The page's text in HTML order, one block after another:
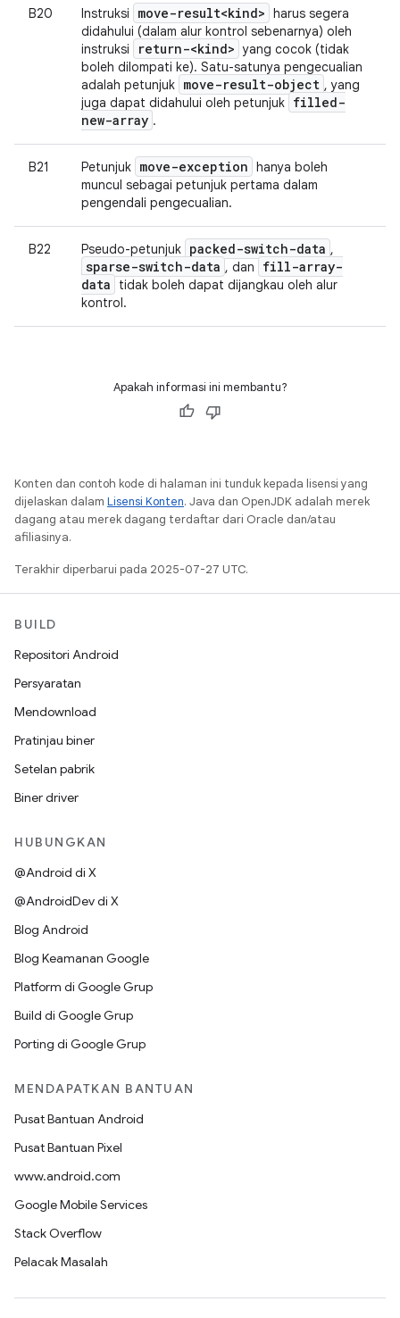
B20 Instruksi move-result<kind> harus segera
didahului (dalam alur kontrol sebenarnya) oleh
instruksi
return-<kind> yang cocok (tidak
boleh dilompati ke). Satu-satunya pengecualian
adalah petunjuk move-result-object , yang
juga dapat didahului oleh petunjuk filled-
new-array .
B21 Petunjuk move-exception hanya boleh
muncul sebagai petunjuk pertama dalam
pengendali pengecualian.
B22 Pseudo-petunjuk packed-switch-data ,
sparse-switch-data , dan
fill-array-
data
tidak boleh dapat dijangkau oleh alur
kontrol.
Apakah informasi ini membantu?
Konten dan contoh kode di halaman ini tunduk kepada lisensi yang
dijelaskan dalam Lisensi Konten. Java dan OpenJDK adalah merek
dagang atau merek dagang terdaftar dari Oracle dan/atau
afiliasinya.
Terakhir diperbarui pada 2025-07-27 UTC.
BUILD
Repositori Android
Persyaratan
Mendownload
Pratinjau biner
Setelan pabrik
Biner driver
HUBUNGKAN
@Android di X
@AndroidDev di X
Blog Android
Blog Keamanan Google
Platform di Google Grup
Build di Google Grup
Porting di Google Grup
MENDAPATKAN BANTUAN
Pusat Bantuan Android
Pusat Bantuan Pixel
www.android.com
Google Mobile Services
Stack Overflow
Pelacak Masalah